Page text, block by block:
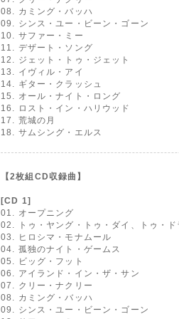
08. カミング・バッハ
09. シンス・ユー・ビーン・ゴーン
10. サファー・ミー
11. デザート・ソング
12. ジェット・トゥ・ジェット
13. イヴィル・アイ
14. ギター・クラッシュ
15. オール・ナイト・ロング
16. ロスト・イン・ハリウッド
17. 荒城の月
18. サムシング・エルス
【2枚組CD収録曲】
[CD 1]
01. オープニング
02. トゥ・ヤング・トゥ・ダイ、トゥ・
03. ヒロシマ・モナムール
04. 孤独のナイト・ゲームス
05. ビッグ・フット
06. アイランド・イン・ザ・サン
07. クリー・ナクリー
08. カミング・バッハ
09. シンス・ユー・ビーン・ゴーン